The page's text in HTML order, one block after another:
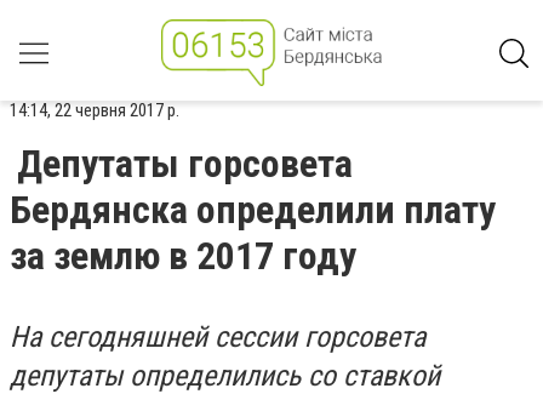
14:14, 22 червня 2017 р.
Депутаты горсовета
Бердянска определили плату
за землю в 2017 году
На сегодняшней сессии горсовета
депутаты определились со ставкой